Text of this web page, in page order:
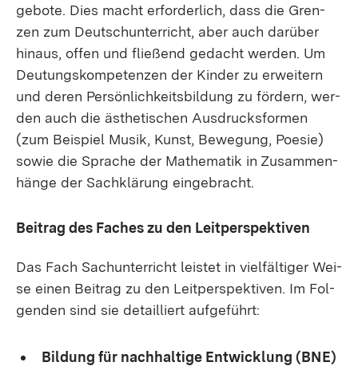
ge­bo­te. Dies macht er­for­der­lich, dass die Gren­
zen zum Deutsch­un­ter­richt, aber auch dar­über
hin­aus, of­fen und flie­ßend ge­dacht wer­den. Um
Deu­tungs­kom­pe­ten­zen der Kin­der zu er­wei­tern
und de­ren Per­sön­lich­keits­bil­dung zu för­dern, wer­
den auch die äs­the­ti­schen Aus­drucks­for­men
(zum Bei­spiel Mu­sik, Kunst, Be­we­gung, Poe­sie)
so­wie die Spra­che der Ma­the­ma­tik in Zu­sam­men­
hän­ge der Sach­klä­rung ein­ge­bracht.
Bei­trag des Fa­ches zu den Leit­per­spek­ti­ven
Das Fach Sach­un­ter­richt leis­tet in viel­fäl­ti­ger Wei­
se ei­nen Bei­trag zu den Leit­per­spek­ti­ven. Im Fol­
gen­den sind sie de­tail­liert auf­ge­führt:
Bil­dung für nach­hal­ti­ge Ent­wick­lung (BNE)